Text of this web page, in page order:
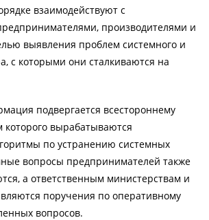
взаимодействуют с
производителями и
выявления проблем системного и
с которыми они сталкиваются на
подвергается всестороннему
которого вырабатываются
по устранению системных
вопросы предпринимателей также
а ответственным министерствам и
поручения по оперативному
вопросов.